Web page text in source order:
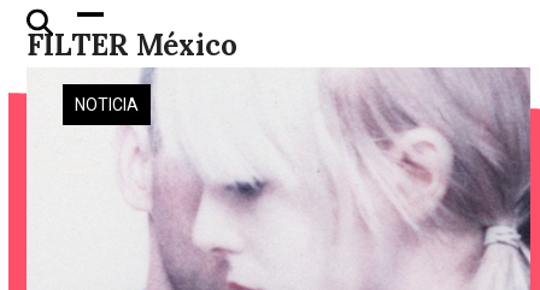
Skip
FILTER México
Open
mobile
menu
Close
mobile
menu
NOTICIA